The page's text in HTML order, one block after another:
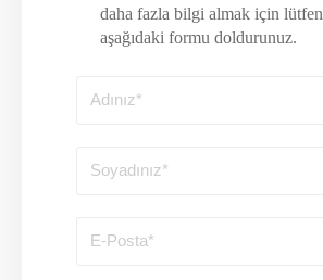
daha fazla bilgi almak için lütfen
aşağıdaki formu doldurunuz.